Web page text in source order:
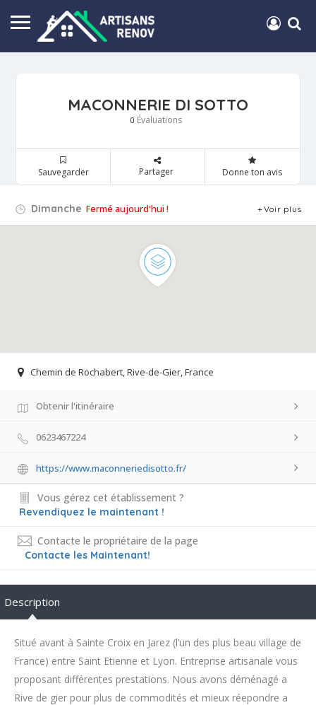
MACONNERIE DI SOTTO
0 Évaluations
Sauvegarder Partager Donne ton avis
Dimanche Fermé aujourd'hui ! Voir plus
Chemin de Rochabert, Rive-de-Gier, France
Obtenir l'itinéraire
0623467224
https://www.maconneriedisotto.fr/
Vous gérez cet établissement ?
Revendiquez le maintenant !
Contacte le propriétaire de la page
Contacte les Maintenant!
Description
Situé avant à Sainte Croix en Jarez (l’un des plus beau village de
France) entre Saint Etienne et Lyon. Entreprise artisanale vous
proposant différentes prestations. Nous avons déménagé a
Rive de gier pour plus de commodités et mieux réepondre a